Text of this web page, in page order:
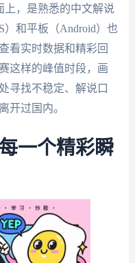
上，是熟悉的中文解说
和平板（Android）也
看实时数据和精彩回
这样的峰值时段，画
寻找不稳定、解说口
开过国内。
一个精彩瞬